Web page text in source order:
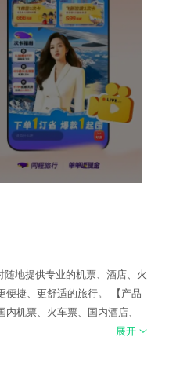
地提供专业的机票、酒店、火
便捷、更舒适的旅行。 【产品
机票、火车票、国内酒店、
展开 